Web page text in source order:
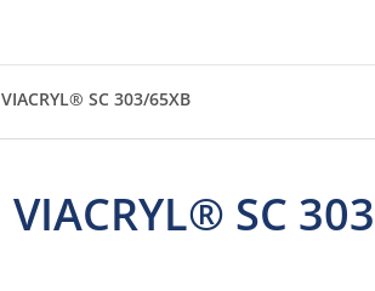
VIACRYL® SC 303/65XB
VIACRYL® SC